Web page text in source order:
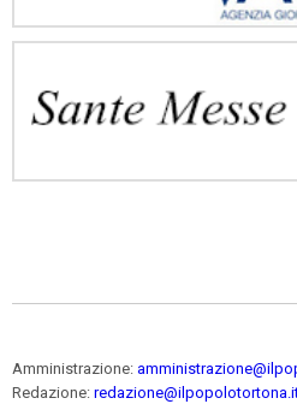
Amministrazione:
Redazione: